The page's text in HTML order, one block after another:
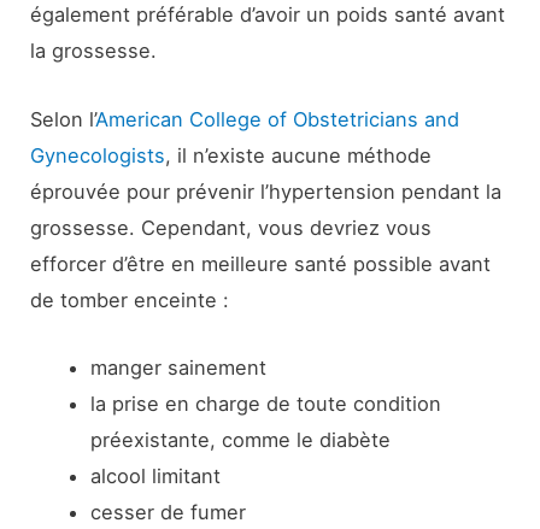
également préférable d’avoir un poids santé avant
la grossesse.
Selon l’American College of Obstetricians and
Gynecologists, il n’existe aucune méthode
éprouvée pour prévenir l’hypertension pendant la
grossesse. Cependant, vous devriez vous
efforcer d’être en meilleure santé possible avant
de tomber enceinte :
manger sainement
la prise en charge de toute condition
préexistante, comme le diabète
alcool limitant
cesser de fumer